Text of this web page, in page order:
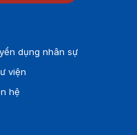
dụng nhân sự
viện
hệ